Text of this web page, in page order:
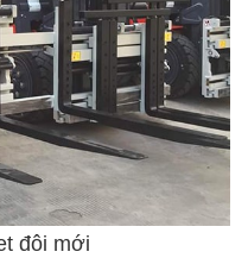
đôi mới